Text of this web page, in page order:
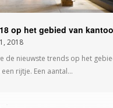
op het gebied van
2018
de nieuwste trends op het
rijtje. Een aantal…